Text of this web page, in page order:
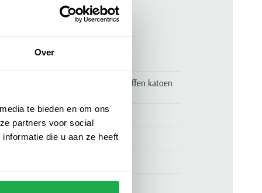
Over
te bieden en om ons
partners voor social
die u aan ze heeft
Boss Orange donkerblauw vest effen katoen
Hugo Boss
95% katoen en 5% kasjmier